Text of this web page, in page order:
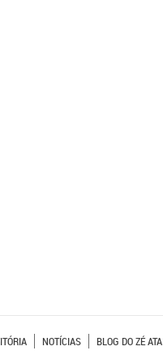
NOTÍCIAS BLOG DO ZÉ